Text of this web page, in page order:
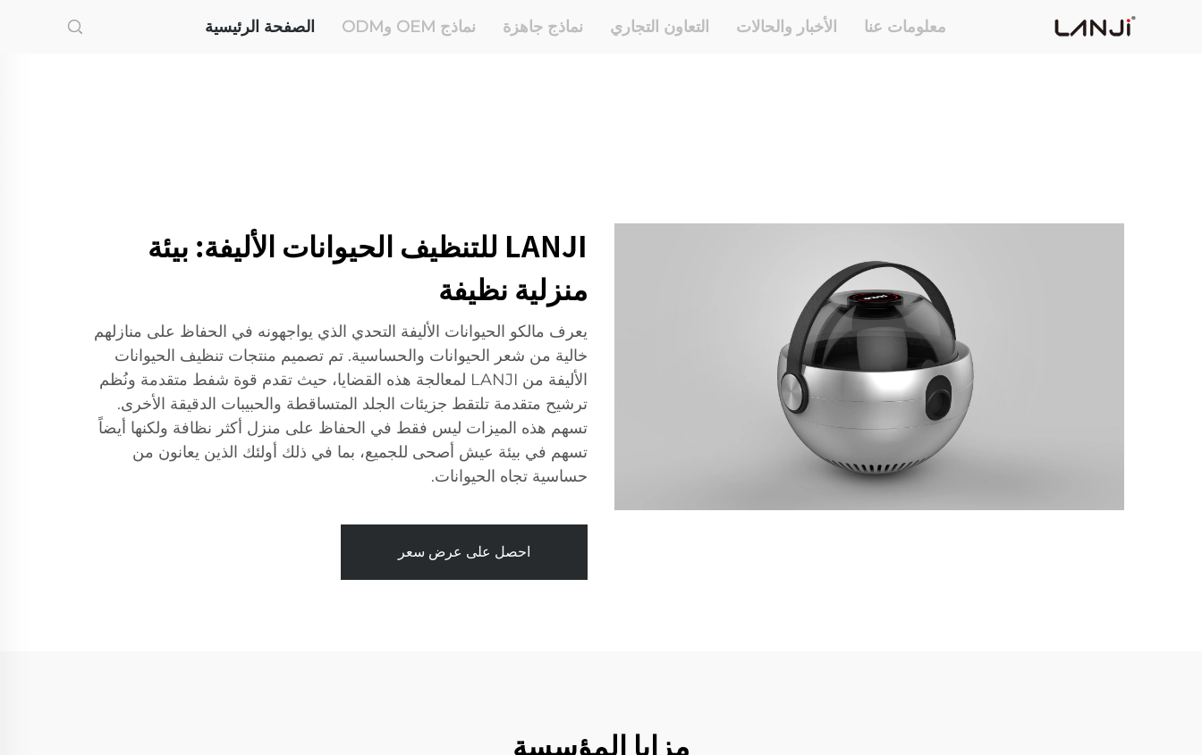
الصفحة الرئيسية نماذج OEM وODM نماذج جاهزة التعاون التجاري الأخبار والحالات معلومات عنا
LANJI للتنظيف الحيوانات الأليفة: بيئة
منزلية نظيفة
يعرف مالكو الحيوانات الأليفة التحدي الذي يواجهونه في الحفاظ على منازلهم
خالية من شعر الحيوانات والحساسية. تم تصميم منتجات تنظيف الحيوانات
الأليفة من LANJI لمعالجة هذه القضايا، حيث تقدم قوة شفط متقدمة ونُظم
ترشيح متقدمة تلتقط جزيئات الجلد المتساقطة والحبيبات الدقيقة الأخرى.
تسهم هذه الميزات ليس فقط في الحفاظ على منزل أكثر نظافة ولكنها أيضاً
تسهم في بيئة عيش أصحى للجميع، بما في ذلك أولئك الذين يعانون من
حساسية تجاه الحيوانات.
احصل على عرض سعر
مزايا المؤسسة